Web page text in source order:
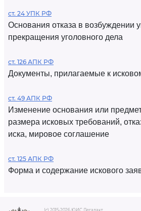
ст. 24 УПК РФ
Основания отказа в возбуждении
прекращения уголовного дела
ст. 126 АПК РФ
Документы, прилагаемые к
ст. 49 АПК РФ
Изменение основания или
размера исковых требований,
иска, мировое соглашение
ст. 125 АПК РФ
Форма и содержание искового
(c) 2015-2026 ЮИС Легалакт